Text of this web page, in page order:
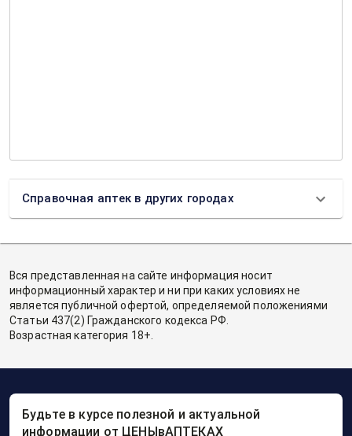
Справочная аптек в других городах
Вся представленная на сайте информация носит
информационный характер и ни при каких условиях не
является публичной офертой, определяемой положениями
Статьи 437(2) Гражданского кодекса РФ.
Возрастная категория 18+.
Будьте в курсе полезной и актуальной
информации от ЦЕНЫвАПТЕКАХ